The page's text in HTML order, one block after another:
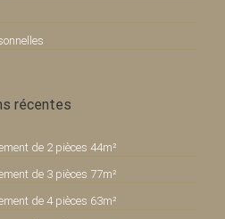
récentes
de 2 pièces 44m²
de 3 pièces 77m²
de 4 pièces 63m²